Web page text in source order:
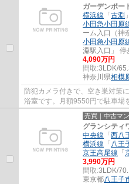
ガーデンポー
横浜線 「 古淵
小田急小田原
ーム入口（神
小田急小田原
淵駅入口」 停
4,090万円
間取:3LDK/
神奈川県相模
防犯カメラ付きで、空き巣対策
浴室です。月額9550円で駐車場
したデザインのシステムキッチ
売買｜中古マ
グランシティ
中央線 「 西八
横浜線 「 八王
京王高尾線 「
3,990万円
間取:3LDK/
東京都八王子